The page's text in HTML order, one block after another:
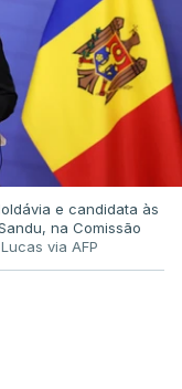
e candidata às
na Comissão
via AFP